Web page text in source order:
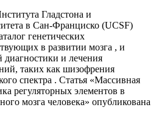
Гладстона и
в Сан-Франциско (UCSF)
генетических
в развитии мозга , и
диагностики и лечения
таких как шизофрения
спектра . Статья «Массивная
регуляторных элементов в
мозга человека» опубликована